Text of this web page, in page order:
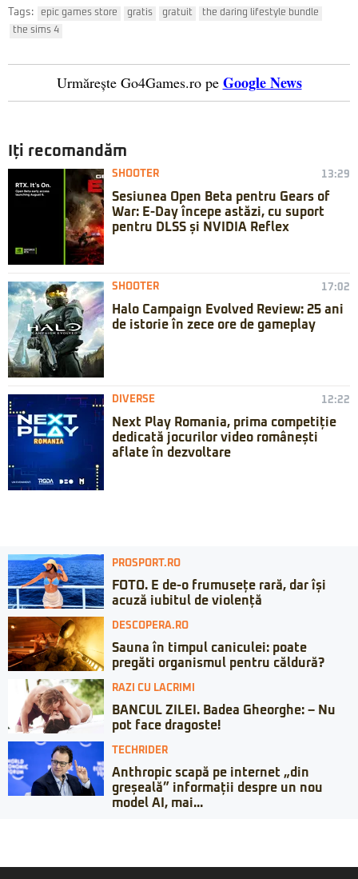
Tags: epic games store gratis gratuit
the daring lifestyle bundle
the sims 4
Urmărește Go4Games.ro pe Google News
Iți recomandăm
SHOOTER 13:29
Sesiunea Open Beta pentru Gears of
War: E-Day începe astăzi, cu suport
pentru DLSS și NVIDIA Reflex
SHOOTER 17:02
Halo Campaign Evolved Review: 25 ani
de istorie în zece ore de gameplay
DIVERSE 12:22
Next Play Romania, prima competiție
dedicată jocurilor video românești
aflate în dezvoltare
PROSPORT.RO
FOTO. E de-o frumusețe rară, dar își
acuză iubitul de violență
DESCOPERA.RO
Sauna în timpul caniculei: poate
pregăti organismul pentru căldură?
RAZI CU LACRIMI
BANCUL ZILEI. Badea Gheorghe: – Nu
pot face dragoste!
TECHRIDER
Anthropic scapă pe internet „din
greșeală” informații despre un nou
model AI, mai...